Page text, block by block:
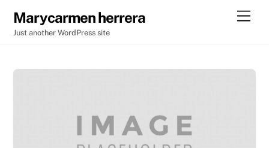
content
Marycarmen herrera
Just another WordPress site